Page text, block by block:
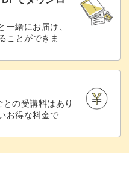
緒にお届け、
ことができま
の受講料はあり
お得な料金で